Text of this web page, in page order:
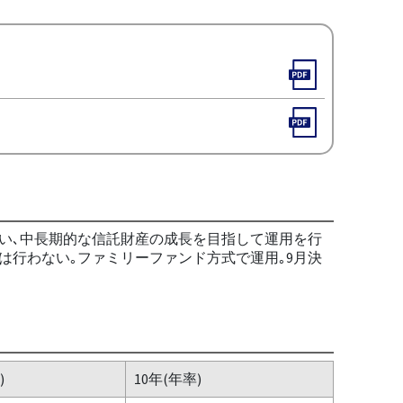
､中長期的な信託財産の成長を目指して運用を行
行わない｡ファミリーファンド方式で運用｡9月決
10年(年率)